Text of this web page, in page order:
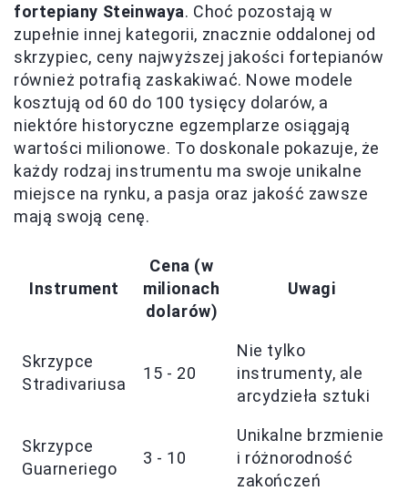
fortepiany Steinwaya. Choć pozostają w
zupełnie innej kategorii, znacznie oddalonej od
skrzypiec, ceny najwyższej jakości fortepianów
również potrafią zaskakiwać. Nowe modele
kosztują od 60 do 100 tysięcy dolarów, a
niektóre historyczne egzemplarze osiągają
wartości milionowe. To doskonale pokazuje, że
każdy rodzaj instrumentu ma swoje unikalne
miejsce na rynku, a pasja oraz jakość zawsze
mają swoją cenę.
Instrument
Cena (w
milionach
dolarów)
Uwagi
Skrzypce
Stradivariusa
15 - 20
Nie tylko
instrumenty, ale
arcydzieła sztuki
Skrzypce
Guarneriego
3 - 10
Unikalne brzmienie
i różnorodność
zakończeń